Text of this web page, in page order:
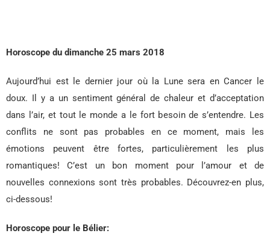
Horoscope du dimanche 25 mars 2018
Aujourd’hui est le dernier jour où la Lune sera en Cancer le
doux. Il y a un sentiment général de chaleur et d’acceptation
dans l’air, et tout le monde a le fort besoin de s’entendre. Les
conflits ne sont pas probables en ce moment, mais les
émotions peuvent être fortes, particulièrement les plus
romantiques! C’est un bon moment pour l’amour et de
nouvelles connexions sont très probables. Découvrez-en plus,
ci-dessous!
Horoscope pour le Bélier: